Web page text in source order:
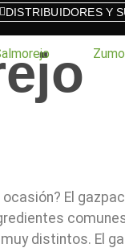
DISTRIBUIDORES Y
El
distintos. El